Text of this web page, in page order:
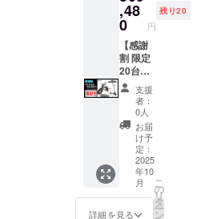
あるイ
ンボイ
スが必
要な場
合は、
実行者
に直接
お問合
せくだ
さい。
が遅れ
る場合
があり
ます。
●原動機
付自転
車販売
証明書
を含む
●適格請
求書発
行事業
者登録
番号：
あり ※
適格請
求書発
お届け
はオー
プショ
ンで別
に購入
する必
要があ
りま
す。 ※
製品の
品質向
上と改
良によ
り、デ
ザイ
ン・仕
様は変
す。ご
注意く
ださ
い。 ※
組立完
成車の
お届け
はオー
プショ
ンで別
に購入
する必
要があ
りま
す。 ※
製品の
品質向
CAMPF
IREをご
注文さ
れた
後、商
品を発
送する
一週間
前に弊
社の
ホーム
ページ
にて追
加の離
島送料
11,000
円(税込
になり
ます。
オープ
ション
でブラ
ウン色
に変更
できま
す。) ●
一般販
売予定
価格：
463,710
円の
42%OF
F ※箱入
り(ハン
ベー
ジュ
or ア
バンブ
ラック
(サドル
色はブ
ラック
になり
ます。
オープ
ション
でブラ
ウン色
に変更
できま
す。) ●
,48
0 円
残り20
【感謝
割 限定
20台】
●イープ
ラスミ
ライ
RHINO
バイク
原付一
種500W
モデル
×1台 ●
イープ
支援
者：
0人
お届
け予
定：
2025
年10
月
詳細を見る
こ
の
リ
タ
ー
ン